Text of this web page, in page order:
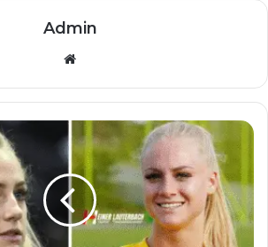
Admin
Website